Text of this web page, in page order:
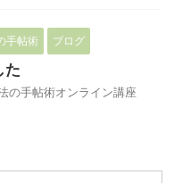
手帖術 ブログ
た
の手帖術オンライン講座